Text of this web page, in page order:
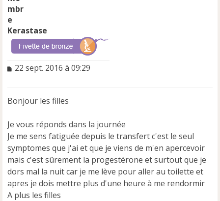
Kerastase
M
a
e
n
o
n
l
u
22 sept. 2016 à 09:29
Bonjour les filles
Je vous réponds dans la journée
Je me sens fatiguée depuis le transfert c'est le seul
symptomes que j'ai et que je viens de m'en apercevoir
mais c'est sûrement la progestérone et surtout que je
dors mal la nuit car je me lève pour aller au toilette et
apres je dois mettre plus d'une heure à me rendormir
A plus les filles